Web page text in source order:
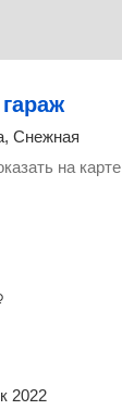
Снежная
на карте
2022